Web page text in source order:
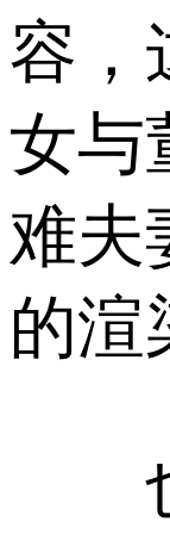
容，
女与
难夫
的渲